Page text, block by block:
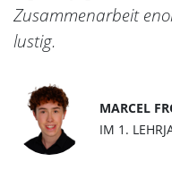
Zusammenarbeit
lustig.
MARCEL
IM 1.